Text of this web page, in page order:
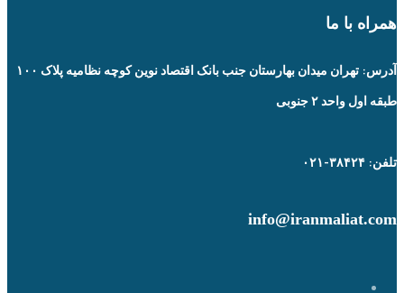
همراه با ما
آدرس: تهران میدان بهارستان جنب بانک اقتصاد نوین کوچه نظامیه پلاک ۱۰۰
طبقه اول واحد ۲ جنوبی
تلفن: ۳۸۴۲۴-۰۲۱
info@iranmaliat.com